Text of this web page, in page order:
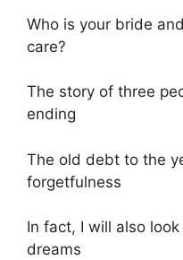
Who is your bride
care?
The story of three
ending
The old debt to the
forgetfulness
In fact, I will also
dreams